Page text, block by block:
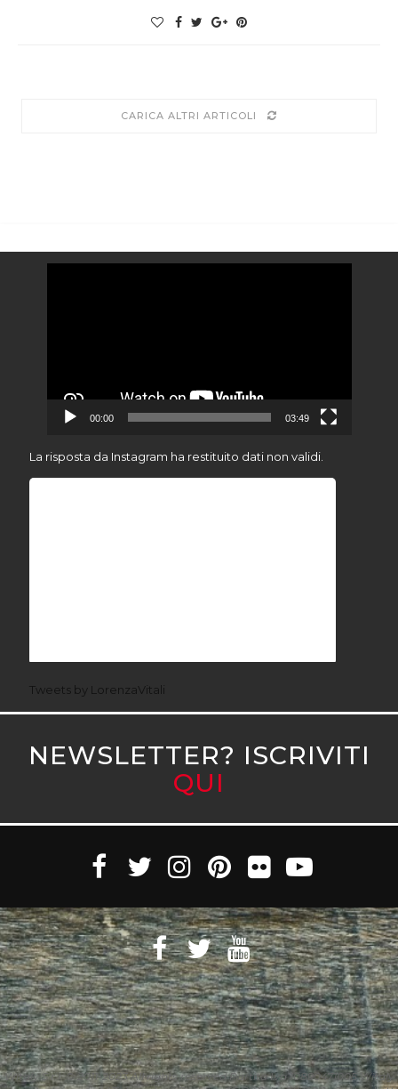
CARICA ALTRI ARTICOLI
00:00 03:49
La risposta da Instagram ha restituito dati non validi.
Tweets by LorenzaVitali
NEWSLETTER? ISCRIVITI
QUI
Witaly S.r.l. © 2011-2023 All rights reserved Partita Iva 10890471005 Witaly